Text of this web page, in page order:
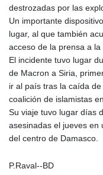
destrozadas por las
Un importante
lugar, al que también
acceso de la prensa a la
El incidente tuvo lugar
de Macron a Siria,
ir al país tras la caída
coalición de islamistas
Su viaje tuvo lugar días
asesinadas el jueves en
del centro de Damasco.
P.Raval--BD